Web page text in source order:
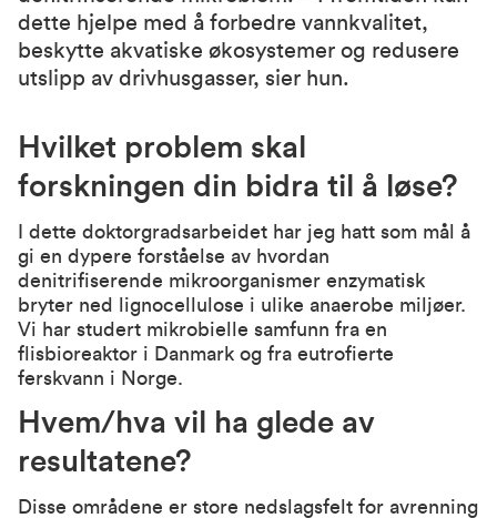
dette hjelpe med å forbedre vannkvalitet,
beskytte akvatiske økosystemer og redusere
utslipp av drivhusgasser, sier hun.
Hvilket problem skal
forskningen din bidra til å løse?
I dette doktorgradsarbeidet har jeg hatt som mål å
gi en dypere forståelse av hvordan
denitrifiserende mikroorganismer enzymatisk
bryter ned lignocellulose i ulike anaerobe miljøer.
Vi har studert mikrobielle samfunn fra en
flisbioreaktor i Danmark og fra eutrofierte
ferskvann i Norge.
Hvem/hva vil ha glede av
resultatene?
Disse områdene er store nedslagsfelt for avrenning